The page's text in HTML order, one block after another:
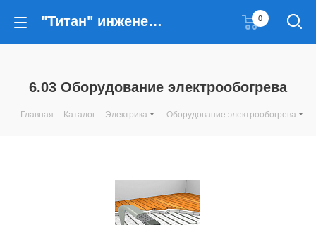
"Титан" инженерные решения 0
6.03 Оборудование электрообогрева
Главная - Каталог - Электрика - Оборудование электрообогрева